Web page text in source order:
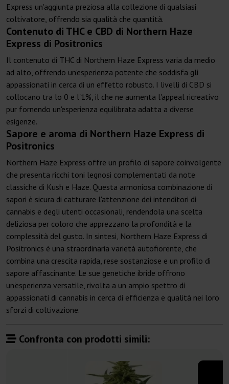
Express un'aggiunta preziosa alla collezione di qualsiasi
coltivatore, offrendo sia qualità che quantità.
Contenuto di THC e CBD di Northern Haze
Express di Positronics
Il contenuto di THC di Northern Haze Express varia da medio
ad alto, offrendo un'esperienza potente che soddisfa gli
appassionati in cerca di un effetto robusto. I livelli di CBD si
collocano tra lo 0 e l'1%, il che ne aumenta l'appeal ricreativo
pur fornendo un'esperienza equilibrata adatta a diverse
esigenze.
Sapore e aroma di Northern Haze Express di
Positronics
Northern Haze Express offre un profilo di sapore coinvolgente
che presenta ricchi toni legnosi complementati da note
classiche di Kush e Haze. Questa armoniosa combinazione di
sapori è sicura di catturare l'attenzione dei intenditori di
cannabis e degli utenti occasionali, rendendola una scelta
deliziosa per coloro che apprezzano la profondità e la
complessità del gusto. In sintesi, Northern Haze Express di
Positronics è una straordinaria varietà autofiorente, che
combina una crescita rapida, rese sostanziose e un profilo di
sapore affascinante. Le sue genetiche ibride offrono
un'esperienza versatile, rivolta a un ampio spettro di
appassionati di cannabis in cerca di efficienza e qualità nei loro
sforzi di coltivazione.
Confronta con prodotti simili: